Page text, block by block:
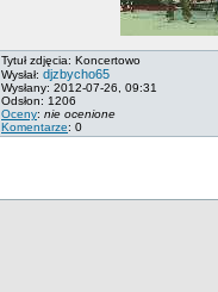
Tytuł zdjęcia: Koncertowo
Wysłał: djzbycho65
Wysłany: 2012-07-26, 09:31
Odsłon: 1206
Oceny: nie ocenione
Komentarze: 0